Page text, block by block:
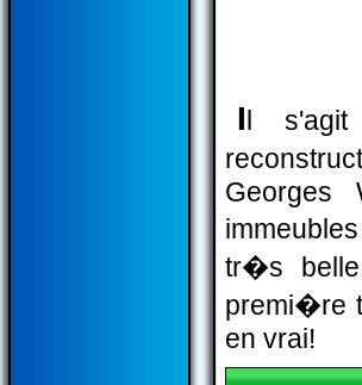
Il
Georges
tr�s
premi�re
en vrai!